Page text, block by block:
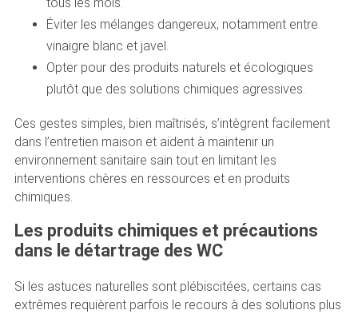
tous les mois.
Éviter les mélanges dangereux, notamment entre
vinaigre blanc et javel.
Opter pour des produits naturels et écologiques
plutôt que des solutions chimiques agressives.
Ces gestes simples, bien maîtrisés, s’intègrent facilement
dans l’entretien maison et aident à maintenir un
environnement sanitaire sain tout en limitant les
interventions chères en ressources et en produits
chimiques.
Les produits chimiques et précautions
dans le détartrage des WC
Si les astuces naturelles sont plébiscitées, certains cas
extrêmes requièrent parfois le recours à des solutions plus